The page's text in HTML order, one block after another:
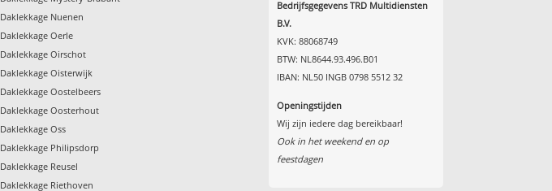
Daklekkage Nuenen
Daklekkage Oerle
Daklekkage Oirschot
Daklekkage Oisterwijk
Daklekkage Oostelbeers
Daklekkage Oosterhout
Daklekkage Oss
Daklekkage Philipsdorp
Daklekkage Reusel
Daklekkage Riethoven
Bedrijfsgegevens TRD Multidiensten
B.V.
KVK: 88068749
BTW: NL8644.93.496.B01
IBAN: NL50 INGB 0798 5512 32
Openingstijden
Wij zijn iedere dag bereikbaar!
Ook in het weekend en op
feestdagen